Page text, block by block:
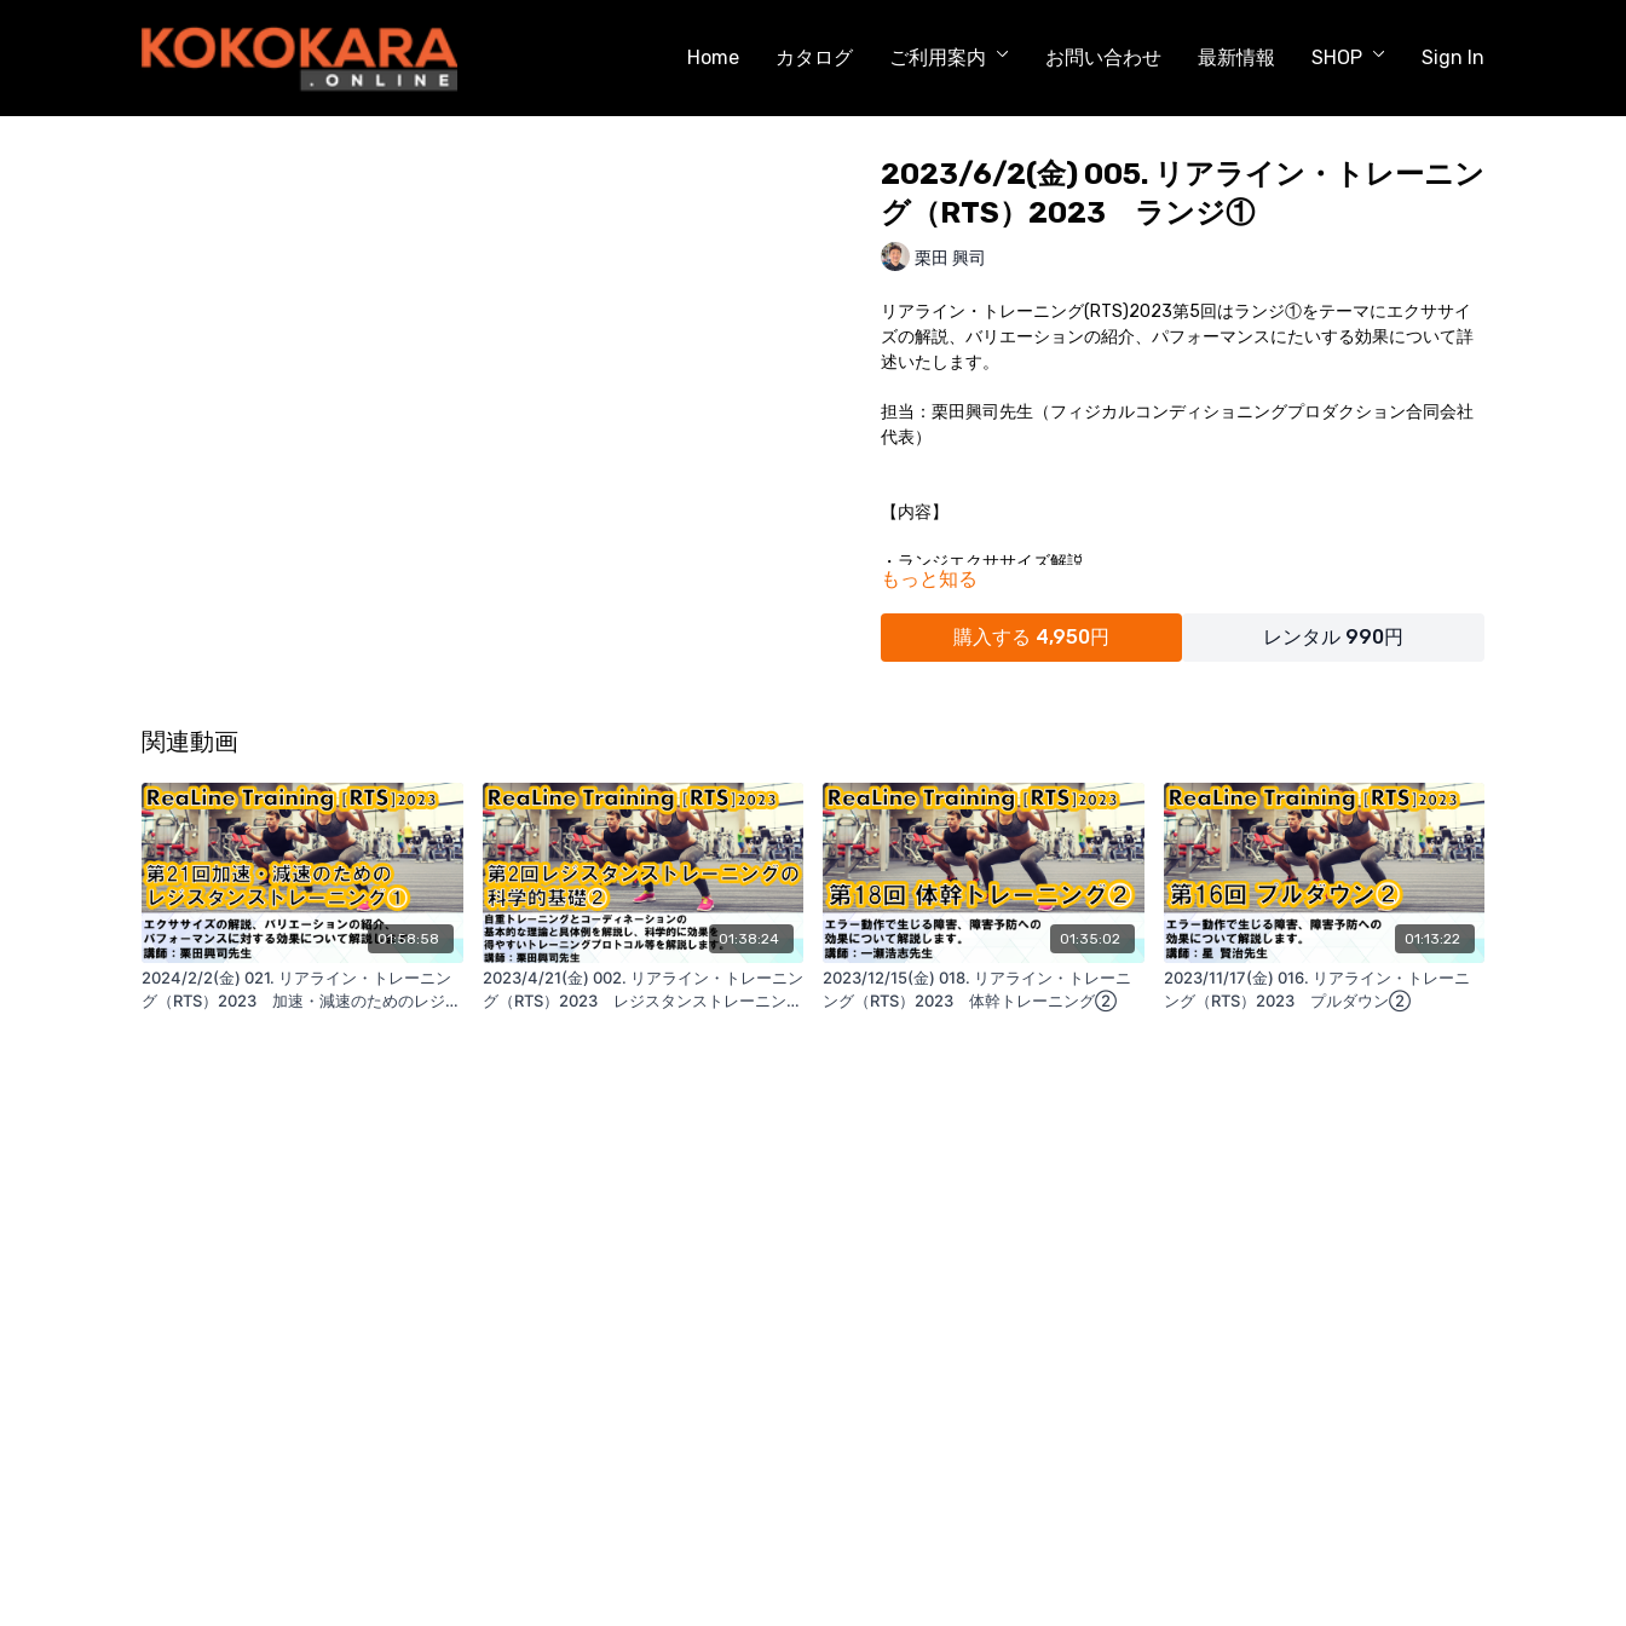
Home カタログ ご利用案内 お問い合わせ 最新情報 SHOP Sign In
2023/6/2(金) 005. リアライン・トレーニン
グ（RTS）2023 ランジ①
栗田 興司
リアライン・トレーニング(RTS)2023第5回はランジ①をテーマにエクササイ
ズの解説、バリエーションの紹介、パフォーマンスにたいする効果について詳
述いたします。
担当：栗田興司先生（フィジカルコンディショニングプロダクション合同会社
代表）
【内容】
・ランジエクササイズ解説
筋活動
ノーマルランジvsサスペンデッドランジ
リバースランジ
・エラー動作
・スポーツパフォーマンスにおけるランジ動作
ローテーショナル ブルガリアンスクワット
ローテーショナル ブルガリアンスクワット
もっと知る
購入する 4,950円 レンタル 990円
関連動画
01:58:58
2024/2/2(金) 021. リアライン・トレーニン
グ（RTS）2023 加速・減速のためのレジス
01:38:24
2023/4/21(金) 002. リアライン・トレーニン
グ（RTS）2023 レジスタンストレーニング
01:35:02
2023/12/15(金) 018. リアライン・トレーニ
ング（RTS）2023 体幹トレーニング②
01:13:22
2023/11/17(金) 016. リアライン・トレーニ
ング（RTS）2023 プルダウン②